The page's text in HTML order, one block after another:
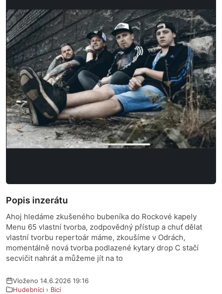
Vloženo 14.6.2026 19:16
Hudebníci › Bicí
Popis inzerátu
Ahoj hledáme zkušeného bubeníka do Rockové kapely
Menu 65 vlastní tvorba, zodpovědný přístup a chuť dělat
vlastní tvorbu repertoár máme, zkoušíme v Odrách,
momentálně nová tvorba podlazené kytary drop C stačí
secvičit nahrát a můžeme jít na to